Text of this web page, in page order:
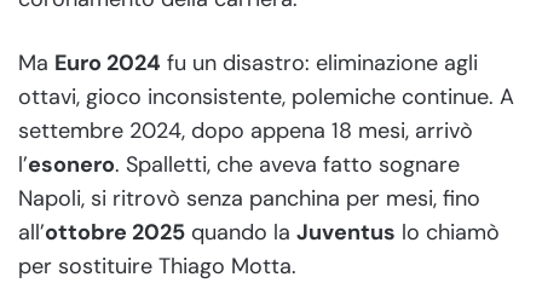
Ma Euro 2024 fu un disastro: eliminazione agli
ottavi, gioco inconsistente, polemiche continue. A
settembre 2024, dopo appena 18 mesi, arrivò
l’esonero. Spalletti, che aveva fatto sognare
Napoli, si ritrovò senza panchina per mesi, fino
all’ottobre 2025 quando la Juventus lo chiamò
per sostituire Thiago Motta.